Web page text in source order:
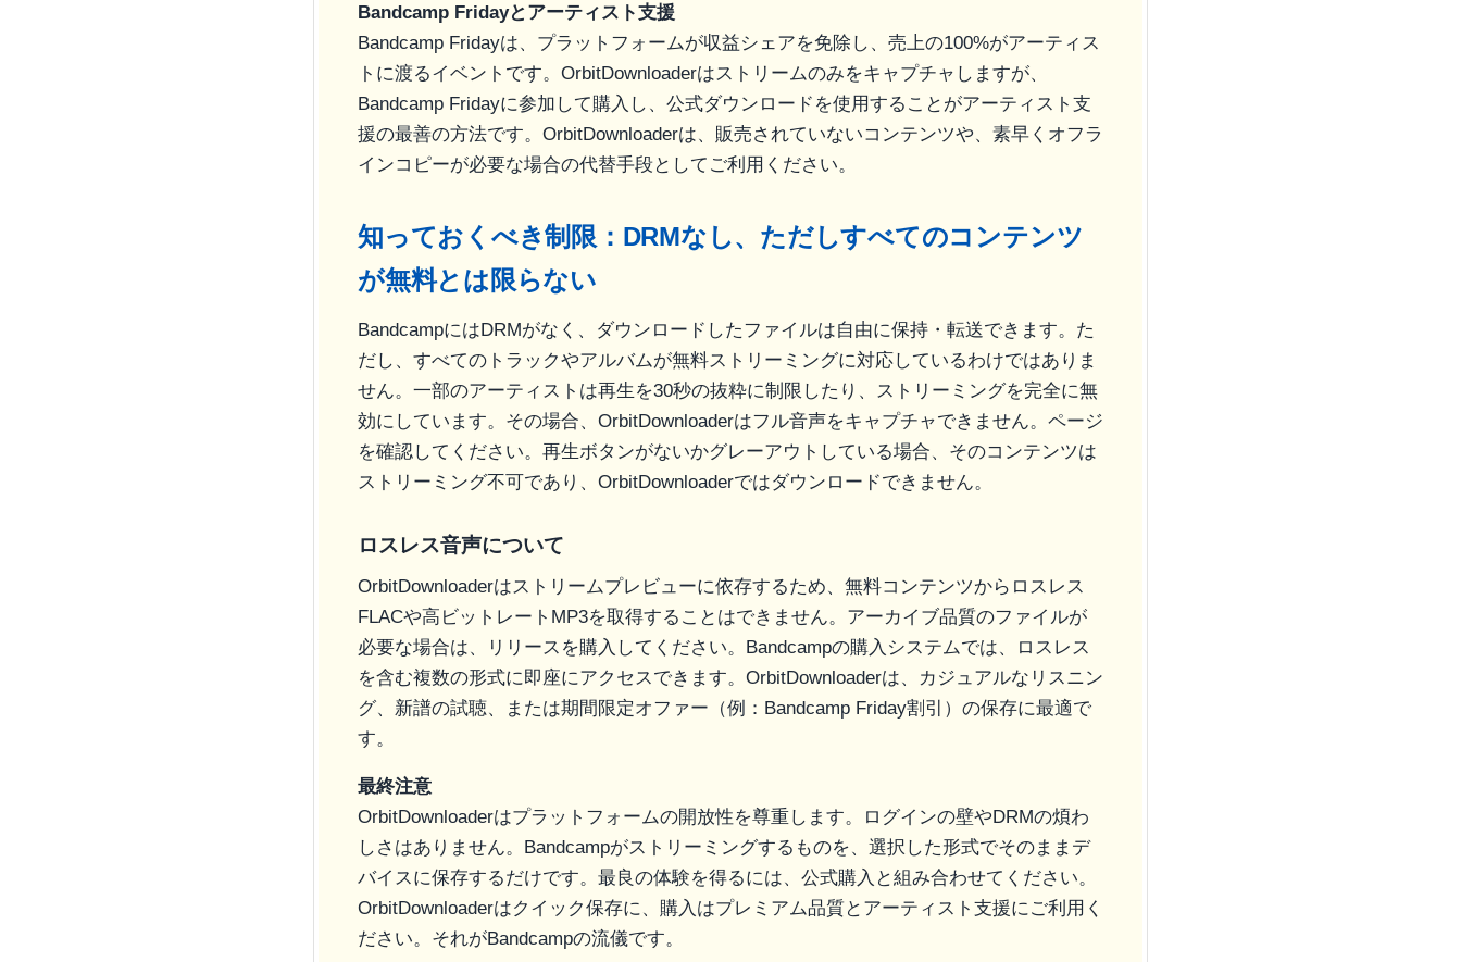
Bandcamp Fridayとアーティスト支援
Bandcamp Fridayは、プラットフォームが収益シェアを免除し、売上の100%がアーティス
トに渡るイベントです。OrbitDownloaderはストリームのみをキャプチャしますが、
Bandcamp Fridayに参加して購入し、公式ダウンロードを使用することがアーティスト支
援の最善の方法です。OrbitDownloaderは、販売されていないコンテンツや、素早くオフラ
インコピーが必要な場合の代替手段としてご利用ください。
知っておくべき制限：DRMなし、ただしすべてのコンテンツ
が無料とは限らない
BandcampにはDRMがなく、ダウンロードしたファイルは自由に保持・転送できます。た
だし、すべてのトラックやアルバムが無料ストリーミングに対応しているわけではありま
せん。一部のアーティストは再生を30秒の抜粋に制限したり、ストリーミングを完全に無
効にしています。その場合、OrbitDownloaderはフル音声をキャプチャできません。ページ
を確認してください。再生ボタンがないかグレーアウトしている場合、そのコンテンツは
ストリーミング不可であり、OrbitDownloaderではダウンロードできません。
ロスレス音声について
OrbitDownloaderはストリームプレビューに依存するため、無料コンテンツからロスレス
FLACや高ビットレートMP3を取得することはできません。アーカイブ品質のファイルが
必要な場合は、リリースを購入してください。Bandcampの購入システムでは、ロスレス
を含む複数の形式に即座にアクセスできます。OrbitDownloaderは、カジュアルなリスニン
グ、新譜の試聴、または期間限定オファー（例：Bandcamp Friday割引）の保存に最適で
す。
最終注意
OrbitDownloaderはプラットフォームの開放性を尊重します。ログインの壁やDRMの煩わ
しさはありません。Bandcampがストリーミングするものを、選択した形式でそのままデ
バイスに保存するだけです。最良の体験を得るには、公式購入と組み合わせてください。
OrbitDownloaderはクイック保存に、購入はプレミアム品質とアーティスト支援にご利用く
ださい。それがBandcampの流儀です。